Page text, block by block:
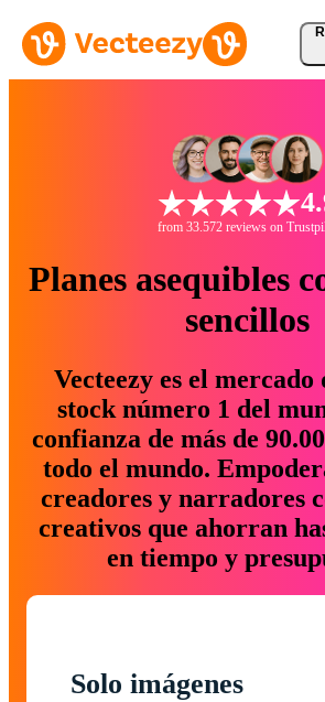
from 33.572 reviews on
Planes asequibles
sencillos
Vecteezy es el mercado
stock número 1 del
confianza de más de
todo el mundo.
creadores y narradores
creativos que ahorran
en tiempo y
Solo imágenes